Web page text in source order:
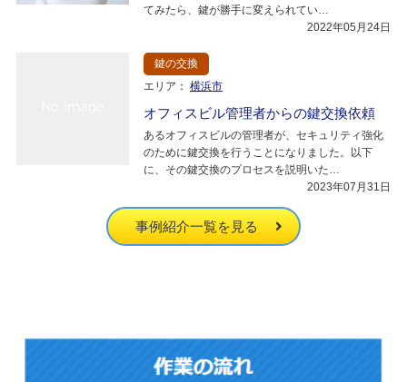
てみたら、鍵が勝手に変えられてい…
2022年05月24日
鍵の交換
エリア： 横浜市
オフィスビル管理者からの鍵交換依頼
あるオフィスビルの管理者が、セキュリティ強化
のために鍵交換を行うことになりました。以下
に、その鍵交換のプロセスを説明いた…
2023年07月31日
事例紹介一覧を見る